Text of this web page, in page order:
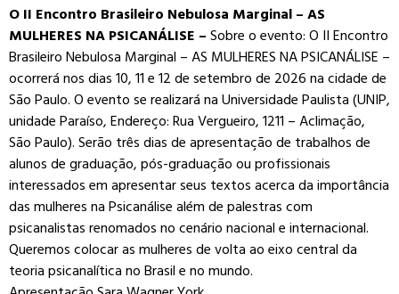
O II Encontro Brasileiro Nebulosa Marginal – AS
MULHERES NA PSICANÁLISE –Sobre o evento: O II Encontro
Brasileiro Nebulosa Marginal – AS MULHERES NA PSICANÁLISE –
ocorrerá nos dias 10, 11 e 12 de setembro de 2026 na cidade de
São Paulo. O evento se realizará na Universidade Paulista (UNIP,
unidade Paraíso, Endereço: Rua Vergueiro, 1211 – Aclimação,
São Paulo). Serão três dias de apresentação de trabalhos de
alunos de graduação, pós-graduação ou profissionais
interessados em apresentar seus textos acerca da importância
das mulheres na Psicanálise além de palestras com
psicanalistas renomados no cenário nacional e internacional.
Queremos colocar as mulheres de volta ao eixo central da
teoria psicanalítica no Brasil e no mundo.